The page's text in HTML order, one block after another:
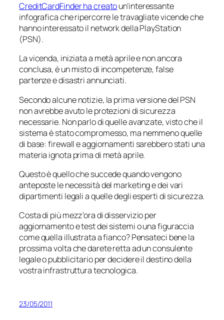
CreditCardFinder ha creatoun’interessante
infografica che ripercorre le travagliate vicende che
hanno interessato il network della PlayStation
(PSN).
La vicenda, iniziata a metà aprile e non ancora
conclusa, è un misto di incompetenze, false
partenze e disastri annunciati.
Secondo alcune notizie, la prima versione del PSN
non avrebbe avuto le protezioni di sicurezza
necessarie. Non parlo di quelle avanzate, visto che il
sistema è stato compromesso, ma nemmeno quelle
di base: firewall e aggiornamenti sarebbero stati una
materia ignota prima di metà aprile.
Questo è quello che succede quando vengono
anteposte le necessità del marketing e dei vari
dipartimenti legali a quelle degli esperti di sicurezza.
Costa di più mezz’ora di disservizio per
aggiornamento e test dei sistemi o una figuraccia
come quella illustrata a fianco? Pensateci bene la
prossima volta che darete retta ad un consulente
legale o pubblicitario per decidere il destino della
vostra infrastruttura tecnologica.
23/05/2011